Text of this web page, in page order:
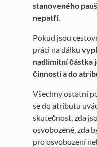
stanoveného
nepatří.
Pokud jsou
práci na dálku
nadlimitní částka
činnosti a do
Všechny ostatní
se do atributu
skutečnost, zda
osvobozené, zda
pro osvobození